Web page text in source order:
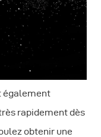
également
rapidement dès
obtenir une